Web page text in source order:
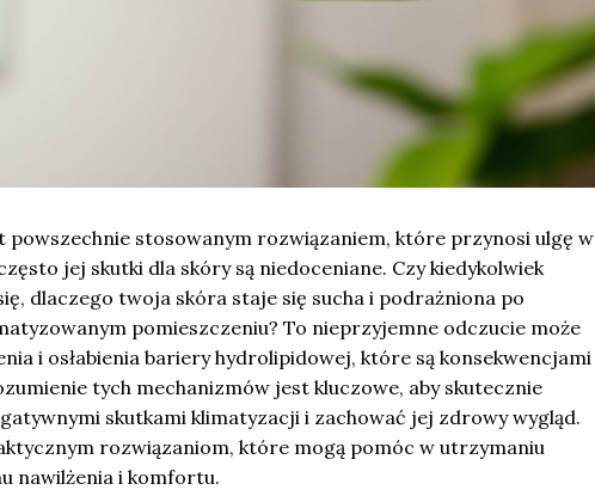
powszechnie stosowanym rozwiązaniem, które przynosi ulgę w
jej skutki dla skóry są niedoceniane. Czy kiedykolwiek
dlaczego twoja skóra staje się sucha i podrażniona po
pomieszczeniu? To nieprzyjemne odczucie może
i osłabienia bariery hydrolipidowej, które są konsekwencjami
tych mechanizmów jest kluczowe, aby skutecznie
skutkami klimatyzacji i zachować jej zdrowy wygląd.
rozwiązaniom, które mogą pomóc w utrzymaniu
nawilżenia i komfortu.